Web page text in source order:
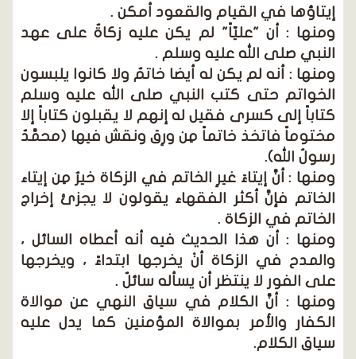
إيتاؤها في القيام والقعود أمكن .
ومنها : أن "عليّاً" لم يكن عليه زكاةٌ على عهد
النبي صلى الله عليه وسلم .
ومنها : أنه لم يكن له أيضا خاتمٌ ولا كانوا يلبسون
الخواتم حتى كتب النبي صلى الله عليه وسلم
كتاباً إلى كسرى فقيل له إنهم لا يقبلون كتاباً إلا
مختوماً فاتخذ خاتماً مِن ورِق ونقش فيها (محمَّدٌ
رسولُ الله).
ومنها : أنَّ إيتاءَ غيرِ الخاتم في الزكاة خيرٌ مِن إيتاء
الخاتم فإنَّ أكثر الفقهاء يقولون لا يجزئ إخراج
الخاتم في الزكاة .
ومنها : أن هذا الحديث فيه أنه أعطاه السائل ،
والمدح في الزكاة أنْ يخرجها ابتداءً ، ويخرجها
على الفور لا ينتظر أن يسأله سائلٌ .
ومنها : أنَّ الكلام في سياق النهي عن موالاة
الكفار والأمر بموالاة المؤمنين كما يدل عليه
سياق الكلام.